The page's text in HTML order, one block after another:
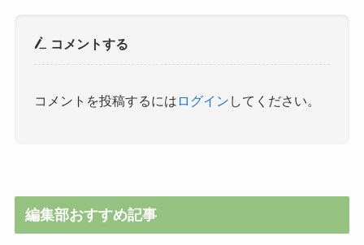
コメントする
コメントを投稿するには ログイン してください。
編集部おすすめ記事